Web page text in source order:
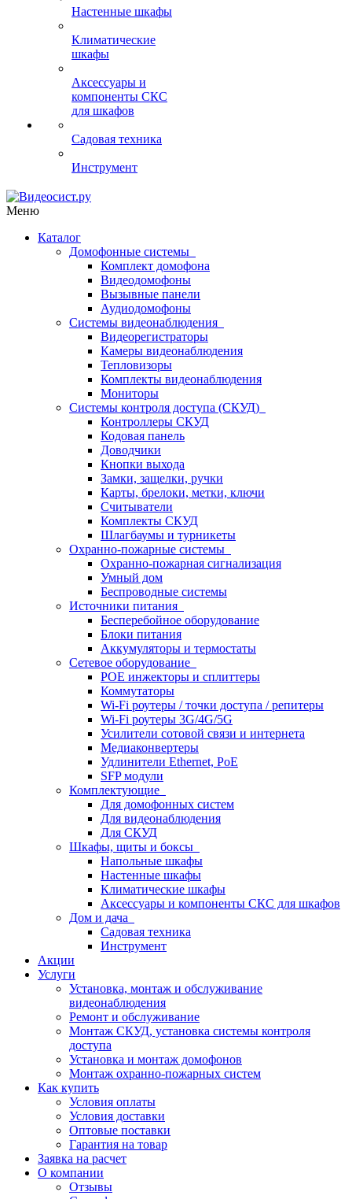
Настенные шкафы
Климатические
шкафы
Аксессуары и
компоненты СКС
для шкафов
Садовая техника
Инструмент
Меню
Каталог
Домофонные системы
Комплект домофона
Видеодомофоны
Вызывные панели
Аудиодомофоны
Системы видеонаблюдения
Видеорегистраторы
Камеры видеонаблюдения
Тепловизоры
Комплекты видеонаблюдения
Мониторы
Системы контроля доступа (СКУД)
Контроллеры СКУД
Кодовая панель
Доводчики
Кнопки выхода
Замки, защелки, ручки
Карты, брелоки, метки, ключи
Считыватели
Комплекты СКУД
Шлагбаумы и турникеты
Охранно-пожарные системы
Охранно-пожарная сигнализация
Умный дом
Беспроводные системы
Источники питания
Бесперебойное оборудование
Блоки питания
Аккумуляторы и термостаты
Сетевое оборудование
POE инжекторы и сплиттеры
Коммутаторы
Wi-Fi роутеры / точки доступа / репитеры
Wi-Fi роутеры 3G/4G/5G
Усилители сотовой связи и интернета
Медиаконвертеры
Удлинители Ethernet, PoE
SFP модули
Комплектующие
Для домофонных систем
Для видеонаблюдения
Для СКУД
Шкафы, щиты и боксы
Напольные шкафы
Настенные шкафы
Климатические шкафы
Аксессуары и компоненты СКС для шкафов
Дом и дача
Садовая техника
Инструмент
Акции
Услуги
Установка, монтаж и обслуживание
видеонаблюдения
Ремонт и обслуживание
Монтаж СКУД, установка системы контроля
доступа
Установка и монтаж домофонов
Монтаж охранно-пожарных систем
Как купить
Условия оплаты
Условия доставки
Оптовые поставки
Гарантия на товар
Заявка на расчет
О компании
Отзывы